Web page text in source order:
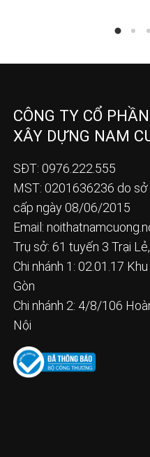
CÔNG TY CỔ
XÂY DỰNG NAM
SĐT: 0976.222.555
MST: 0201636236 do
cấp ngày 08/06/2015
Email:
Trụ sở: 61 tuyến 3 Trại
Chi nhánh 1: 02.01.17
Gòn
Chi nhánh 2: 4/8/106
Nội